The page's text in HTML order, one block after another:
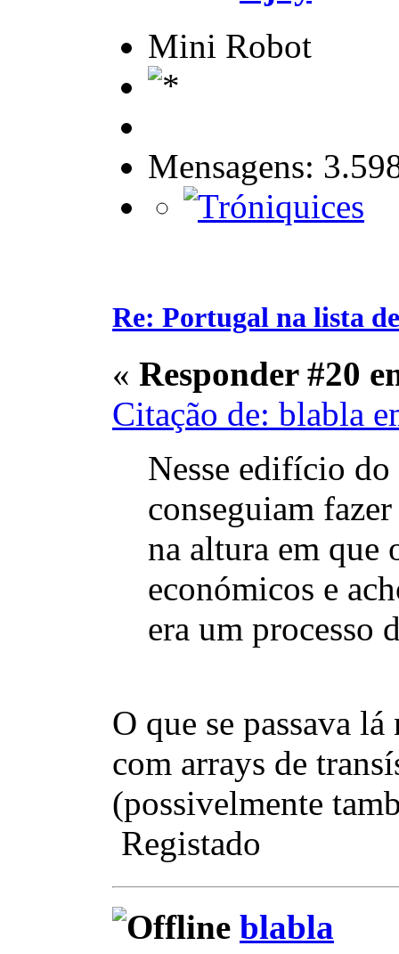
Mini Robot
Mensagens:
Re: Portugal na lista
« Responder #20
Citação de: blabla
Nesse edifício
conseguiam
na altura em que
económicos e
era um processo
O que se passava
com arrays de
(possivelmente
Registado
blabla